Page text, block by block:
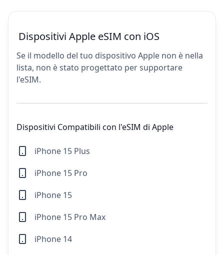
Dispositivi Apple eSIM con iOS
Se il modello del tuo dispositivo Apple non è nella
lista, non è stato progettato per supportare
l'eSIM.
Dispositivi Compatibili con l'eSIM di Apple
iPhone 15 Plus
iPhone 15 Pro
iPhone 15
iPhone 15 Pro Max
iPhone 14